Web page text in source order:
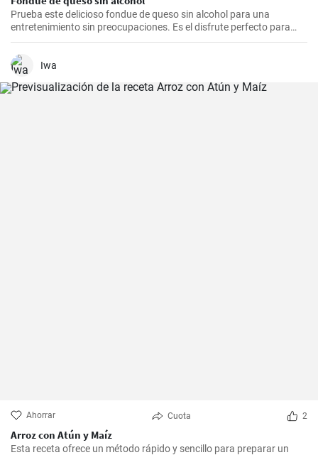
Prueba este delicioso fondue de queso sin alcohol para una
entretenimiento sin preocupaciones. Es el disfrute perfecto para
una noche acogedora con amigos y familiares. Sírvelo con tus
guarniciones favoritas como pan crujiente, verduras o incluso
frutas para una experiencia culinaria inolvidable.
Iwa
Ahorrar Cuota 2
Arroz con Atún y Maíz
Esta receta ofrece un método rápido y sencillo para preparar un